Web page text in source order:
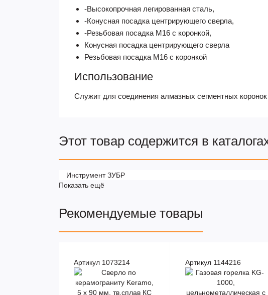
-Высокопрочная легированная сталь,
-Конусная посадка центрирующего сверла,
-Резьбовая посадка М16 с коронкой,
Конусная посадка центрирующего сверла
Резьбовая посадка М16 с коронкой
Использование
Cлужит для соединения алмазных сегментных
Этот товар содержится в
Инструмент ЗУБР
Показать ещё
Рекомендуемые товары
Артикул 1073214 Артикул 1144216